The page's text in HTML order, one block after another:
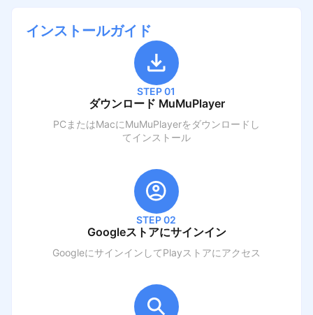
インストールガイド
STEP 01
ダウンロード MuMuPlayer
PCまたはMacにMuMuPlayerをダウンロードし
てインストール
STEP 02
Googleストアにサインイン
GoogleにサインインしてPlayストアにアクセス